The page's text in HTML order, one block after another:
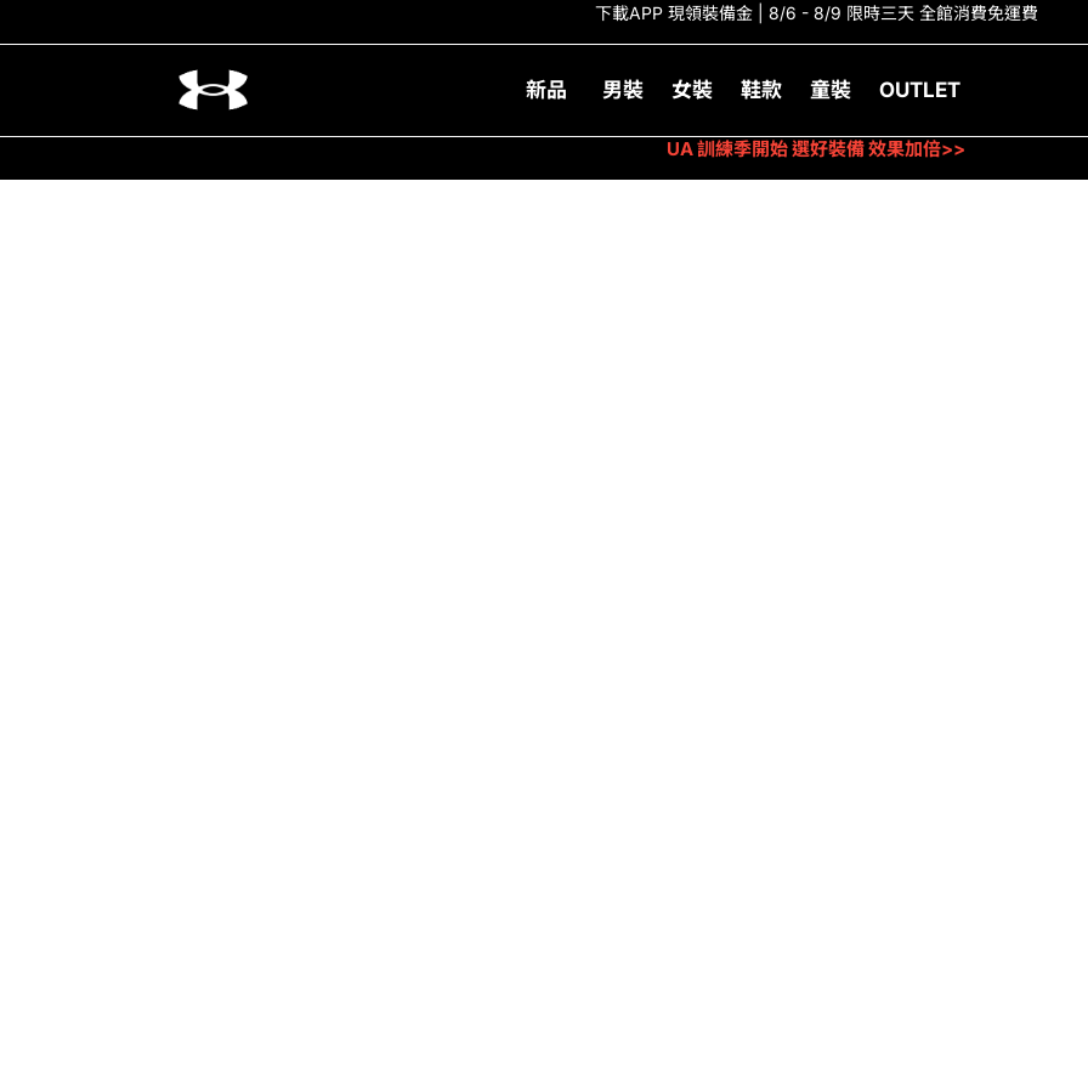
下載APP 現領裝備金 | 8/6 - 8/9 限時三天 全館消費免運費
新品 男裝 女裝 鞋款 童裝 OUTLET
UA 訓練季開始 選好裝備 效果加倍>>